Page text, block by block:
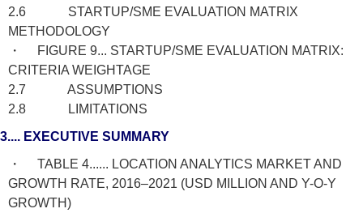
2.6 STARTUP/SME EVALUATION MATRIX
METHODOLOGY
・ FIGURE 9... STARTUP/SME EVALUATION MATRIX:
CRITERIA WEIGHTAGE
2.7 ASSUMPTIONS
2.8 LIMITATIONS
3.... EXECUTIVE SUMMARY
・ TABLE 4...... LOCATION ANALYTICS MARKET AND
GROWTH RATE, 2016–2021 (USD MILLION AND Y-O-Y
GROWTH)